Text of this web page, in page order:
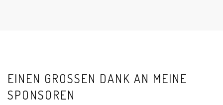
EINEN GROSSEN DANK AN MEINE S
PONSOREN